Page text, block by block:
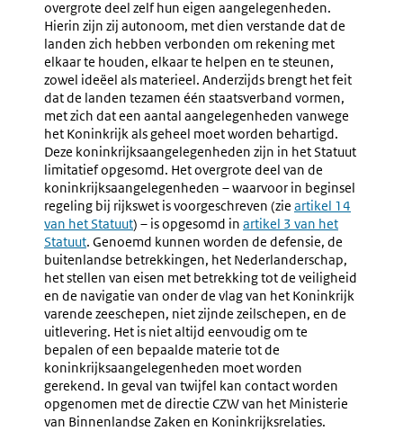
overgrote deel zelf hun eigen aangelegenheden.
Hierin zijn zij autonoom, met dien verstande dat de
landen zich hebben verbonden om rekening met
elkaar te houden, elkaar te helpen en te steunen,
zowel ideëel als materieel. Anderzijds brengt het feit
dat de landen tezamen één staatsverband vormen,
met zich dat een aantal aangelegenheden vanwege
het Koninkrijk als geheel moet worden behartigd.
Deze koninkrijksaangelegenheden zijn in het Statuut
limitatief opgesomd. Het overgrote deel van de
koninkrijksaangelegenheden – waarvoor in beginsel
regeling bij rijkswet is voorgeschreven (zie Externe
link:
artikel 14
van het Statuut) – is opgesomd in Externe
link:
artikel 3 van het
Statuut. Genoemd kunnen worden de defensie, de
buitenlandse betrekkingen, het Nederlanderschap,
het stellen van eisen met betrekking tot de veiligheid
en de navigatie van onder de vlag van het Koninkrijk
varende zeeschepen, niet zijnde zeilschepen, en de
uitlevering. Het is niet altijd eenvoudig om te
bepalen of een bepaalde materie tot de
koninkrijksaangelegenheden moet worden
gerekend. In geval van twijfel kan contact worden
opgenomen met de directie CZW van het Ministerie
van Binnenlandse Zaken en Koninkrijksrelaties.